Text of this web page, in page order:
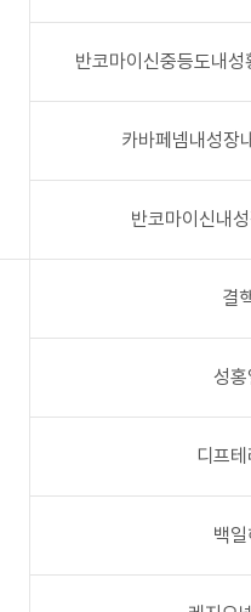
반코마이신중등도내
카바페넴내성장
반코마이신내
결
성홍
디프
백일